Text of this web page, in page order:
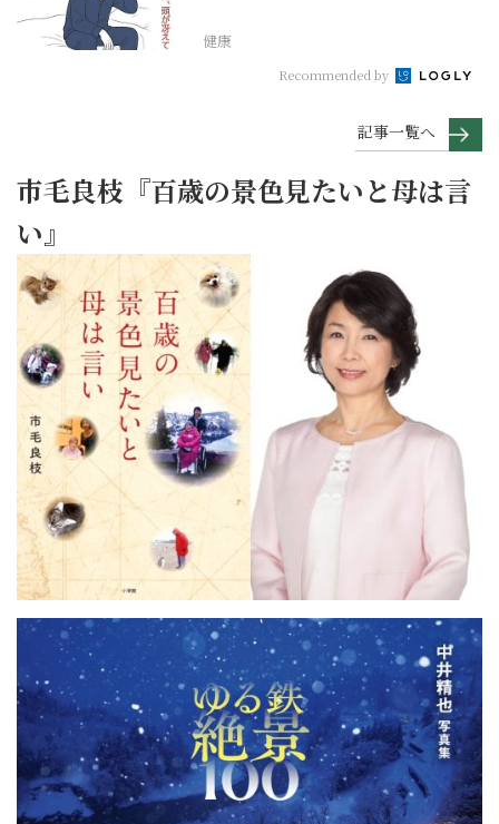
健康
Recommended by
記事一覧へ
市毛良枝『百歳の景色見たいと母は言
い』